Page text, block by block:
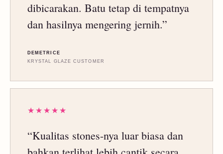
dibicarakan. Batu tetap di tempatnya
dan hasilnya mengering jernih.”
DEMETRICE
KRYSTAL GLAZE CUSTOMER
★★★★★
“Kualitas stones-nya luar biasa dan